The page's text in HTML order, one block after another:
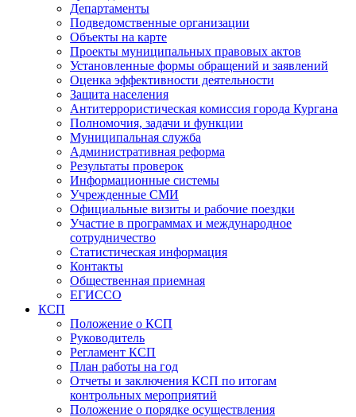
Департаменты
Подведомственные организации
Объекты на карте
Проекты муниципальных правовых актов
Установленные формы обращений и заявлений
Оценка эффективности деятельности
Защита населения
Антитеррористическая комиссия города Кургана
Полномочия, задачи и функции
Муниципальная служба
Административная реформа
Результаты проверок
Информационные системы
Учрежденные СМИ
Официальные визиты и рабочие поездки
Участие в программах и международное
сотрудничество
Статистическая информация
Контакты
Общественная приемная
ЕГИССО
КСП
Положение о КСП
Руководитель
Регламент КСП
План работы на год
Отчеты и заключения КСП по итогам
контрольных мероприятий
Положение о порядке осуществления